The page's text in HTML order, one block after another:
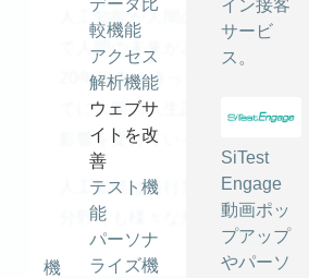
機
データ比
較機能
アクセス
解析機能
ウェブサ
イトを改
善
テスト機
能
パーソナ
ライズ機
イン接客
サービ
ス。
SiTest
Engage
動画ポッ
プアップ
やパーソ
人工知能が人間の職業を奪う。
て人間の未来が左右されるよう
20年程先に待っていると言われ
でに人間の人生設計は人工知
影響を受けているのかもしれま
人工知能は銀行業務や融資の
分野でも様々な形で導入が進